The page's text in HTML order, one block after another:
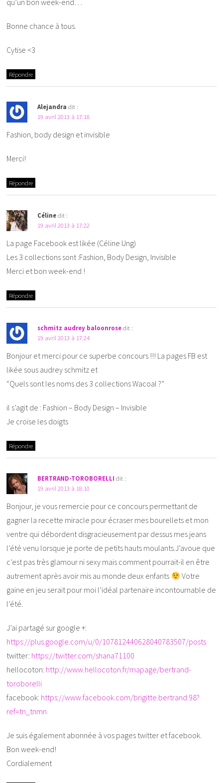
qu’un bon week-end…
Bonne chance à tous.
Cytise <3
Répondre
Alejandra dit :
19 avril 2013 à 17:18
Fashion, body design et invisible
Merci!
Répondre
Céline dit :
19 avril 2013 à 17:22
La page Facebook est likée (Céline Ung)
Les 3 collections sont :Fashion, Body Design, Invisible
Merci et bon week-end !
Répondre
schmitz audrey baloonrose dit :
19 avril 2013 à 17:24
Bonjour et merci pour ce superbe concours !!! La pages FB est
likée sous audrey schmitz et
“Quels sont les noms des 3 collections Wacoal ?”
il s’agit de : Fashion – Body Design – Invisible
Je croise les doigts
Répondre
BERTRAND-TOROBORELLI dit :
19 avril 2013 à 18:10
Bonjour, je vous remercie pour ce concours permettant de
gagner la recette miracle pour écraser mes bourellets et mon
ventre qui débordent disgracieusement par dessus mes jeans
l’été venu lorsque je porte de petits hauts moulants.J’avoue que
c’est pas très glamour ni sexy mais comment pourrait-il en être
autrement après avoir mis au monde deux enfants
Votre
gaine en jeu serait pour moi l’idéal partenaire incontournable de
l’été.
J’ai partagé sur google +:
https://plus.google.com/u/0/107812440628040783507/posts
twitter: https://twitter.com/shana71100
hellocoton: http://www.hellocoton.fr/mapage/bertrand-
toroborelli
facebook: https://www.facebook.com/brigitte.bertrand.98?
ref=tn_tnmn
Je suis également abonnée à vos pages twitter et facebook.
Bon week-end!
Cordialement